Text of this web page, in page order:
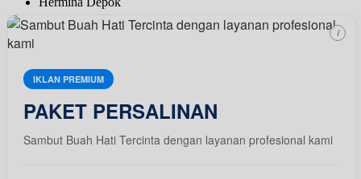
IKLAN PREMIUM
PAKET PERSALINAN
Sambut Buah Hati Tercinta dengan layanan profesional kami
i